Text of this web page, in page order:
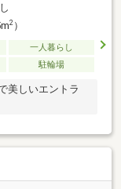
2）
一人暮らし
駐輪場
美しいエントラ